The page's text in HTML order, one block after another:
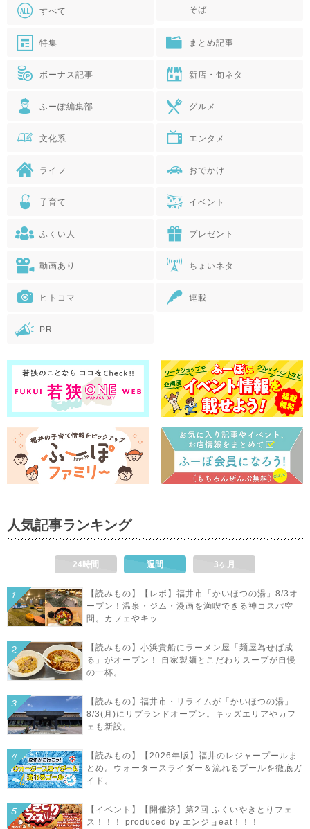
すべて そば
特集 まとめ記事
ボーナス記事 新店・旬ネタ
ふーぽ編集部 グルメ
文化系 エンタメ
ライフ おでかけ
子育て イベント
ふくい人 プレゼント
動画あり ちょいネタ
ヒトコマ 連載
PR
人気記事ランキング
24時間 週間 3ヶ月
【読みもの】【レポ】福井市「かいほつの湯」8/3オ
ープン！温泉・ジム・漫画を満喫できる神コスパ空
間。カフェやキッ...
【読みもの】小浜貴船にラーメン屋「麺屋為せば成
る」がオープン！ 自家製麺とこだわりスープが自慢
の一杯。
【読みもの】福井市・リライムが「かいほつの湯」
8/3(月)にリブランドオープン。キッズエリアやカフ
ェも新設。
【読みもの】【2026年版】福井のレジャープールま
とめ。ウォータースライダー＆流れるプールを徹底ガ
イド。
【イベント】【開催済】第2回 ふくいやきとりフェ
ス！！！ produced by エンジョeat！！！